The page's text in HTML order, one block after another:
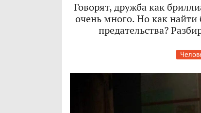
Говорят, дружба как
очень много. Но как найти
предательства?